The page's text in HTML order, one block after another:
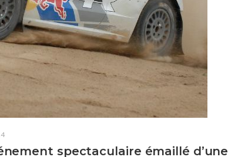
spectaculaire émaillé d’une